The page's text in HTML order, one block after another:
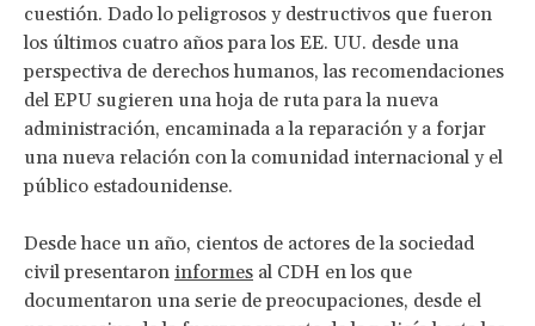
cuestión. Dado lo peligrosos y destructivos que fueron
los últimos cuatro años para los EE. UU. desde una
perspectiva de derechos humanos, las recomendaciones
del EPU sugieren una hoja de ruta para la nueva
administración, encaminada a la reparación y a forjar
una nueva relación con la comunidad internacional y el
público estadounidense.
Desde hace un año, cientos de actores de la sociedad
civil presentaron informes al CDH en los que
documentaron una serie de preocupaciones, desde el